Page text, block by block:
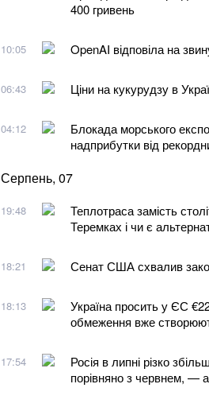
400 гривень
10:05 OpenAI відповіла на
06:43 Ціни на кукурудзу в
04:12
Блокада морського
надприбутки від
Серпень, 07
19:48
Теплотраса замість
Теремках і чи є
18:21 Сенат США схвалив
18:13
Україна просить у ЄС
обмеження вже
17:54
Росія в липні різко
порівняно з червнем, —